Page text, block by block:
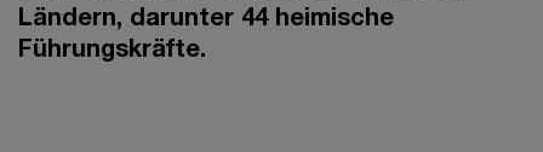
Ländern, darunter 44 heimische
Führungskräfte.